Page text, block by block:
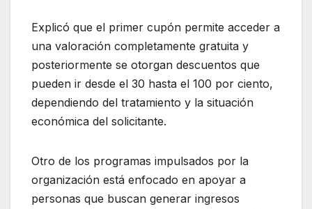
Explicó que el primer cupón permite acceder a
una valoración completamente gratuita y
posteriormente se otorgan descuentos que
pueden ir desde el 30 hasta el 100 por ciento,
dependiendo del tratamiento y la situación
económica del solicitante.
Otro de los programas impulsados por la
organización está enfocado en apoyar a
personas que buscan generar ingresos